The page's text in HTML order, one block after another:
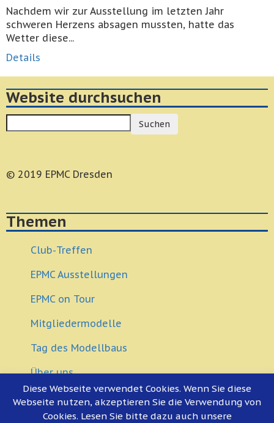
Nachdem wir zur Ausstellung im letzten Jahr
schweren Herzens absagen mussten, hatte das
Wetter diese...
Details
Website durchsuchen
Suchen
© 2019 EPMC Dresden
Themen
Club-Treffen
EPMC Ausstellungen
EPMC on Tour
Mitgliedermodelle
Tag des Modellbaus
Über uns
Modellbau Veranstaltungen
Diese Webseite verwendet Cookies. Wenn Sie diese
Webseite nutzen, akzeptieren Sie die Verwendung von
Cookies. Lesen Sie bitte dazu auch unsere